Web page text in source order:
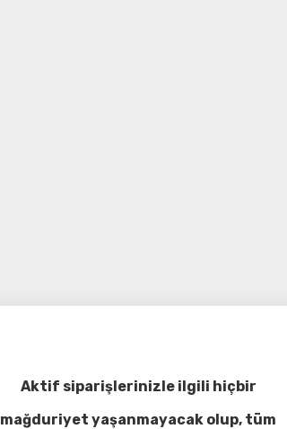
Aktif siparişlerinizle ilgili hiçbir
mağduriyet yaşanmayacak olup, tüm